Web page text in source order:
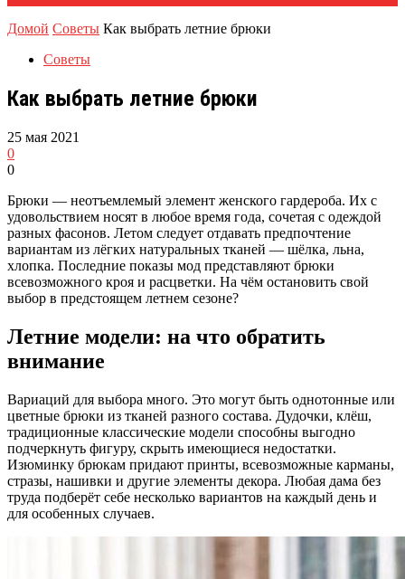
Домой Советы Как выбрать летние брюки
Советы
Как выбрать летние брюки
25 мая 2021
0
0
Брюки — неотъемлемый элемент женского гардероба. Их с
удовольствием носят в любое время года, сочетая с одеждой
разных фасонов. Летом следует отдавать предпочтение
вариантам из лёгких натуральных тканей — шёлка, льна,
хлопка. Последние показы мод представляют брюки
всевозможного кроя и расцветки. На чём остановить свой
выбор в предстоящем летнем сезоне?
Летние модели: на что обратить
внимание
Вариаций для выбора много. Это могут быть однотонные или
цветные брюки из тканей разного состава. Дудочки, клёш,
традиционные классические модели способны выгодно
подчеркнуть фигуру, скрыть имеющиеся недостатки.
Изюминку брюкам придают принты, всевозможные карманы,
стразы, нашивки и другие элементы декора. Любая дама без
труда подберёт себе несколько вариантов на каждый день и
для особенных случаев.